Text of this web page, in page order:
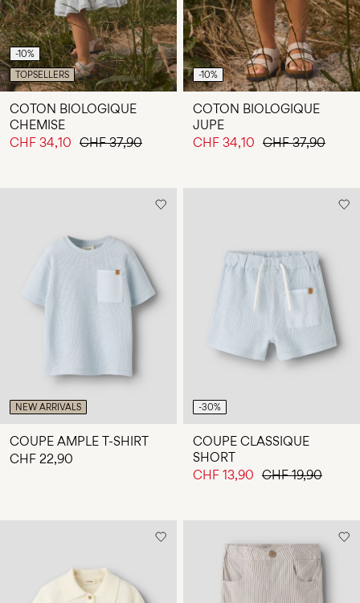
-10%
TOPSELLERS
COTON BIOLOGIQUE
CHEMISE
CHF 34,10 CHF 37,90
-10%
COTON BIOLOGIQUE
JUPE
CHF 34,10 CHF 37,90
NEW ARRIVALS
COUPE AMPLE T-SHIRT
CHF 22,90
-30%
COUPE CLASSIQUE
SHORT
CHF 13,90 CHF 19,90